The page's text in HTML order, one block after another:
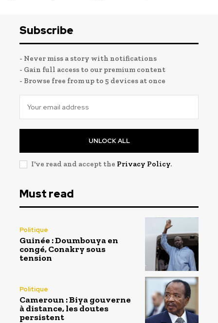
Subscribe
- Never miss a story with notifications
- Gain full access to our premium content
- Browse free from up to 5 devices at once
UNLOCK ALL
I've read and accept the Privacy Policy.
Must read
Politique
Guinée : Doumbouya en
congé, Conakry sous
tension
Politique
Cameroun : Biya gouverne
à distance, les doutes
persistent